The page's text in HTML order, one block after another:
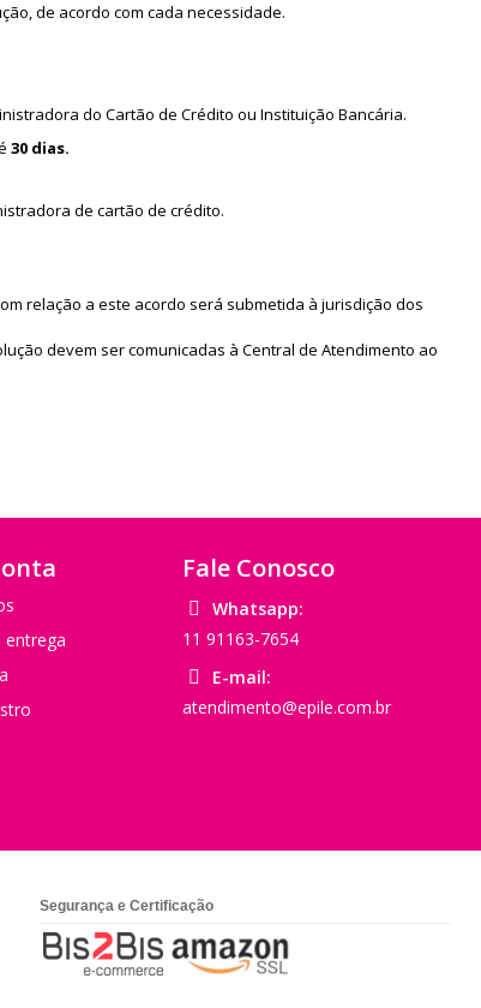
de acordo com cada necessidade.
do Cartão de Crédito ou Instituição Bancária.
30 dias.
de cartão de crédito.
relação a este acordo será submetida à jurisdição dos
devem ser comunicadas à Central de Atendimento ao
entrega
Fale Conosco
Whatsapp:
11 91163-7654
E-mail:
atendimento@epile.com.br
Segurança e Certificação